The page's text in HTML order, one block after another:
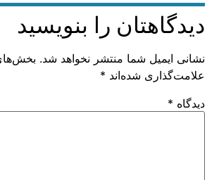
دیدگاهتان را بنویسید
نشانی ایمیل شما منتشر نخواهد شد.
علامت‌گذاری شده‌اند *
دیدگاه *